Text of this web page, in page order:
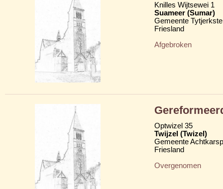
Knilles Wijtsewei 1
Suameer (Sumar)
Gemeente
Friesland
Afgebroken
Optwizel 35
Twijzel (Twizel)
Gemeente
Friesland
Overgenomen